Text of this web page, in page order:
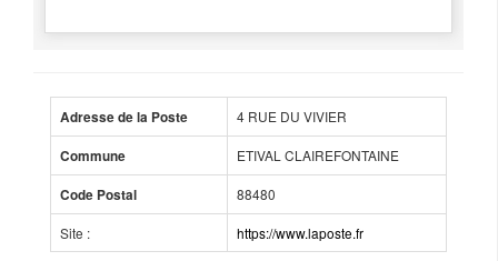
Adresse de la Poste 4 RUE DU VIVIER
Commune ETIVAL CLAIREFONTAINE
Code Postal 88480
Site : https://www.laposte.fr